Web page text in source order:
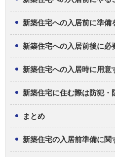
新築住宅への入居前に準備
新築住宅への入居前後に必
新築住宅への入居時に用意
新築住宅に住む際は防犯・
まとめ
新築住宅の入居前準備に関